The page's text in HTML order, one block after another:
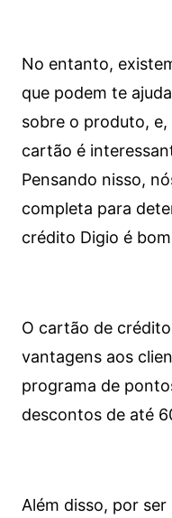
No entanto,
que podem te
sobre o produto,
cartão é
Pensando nisso,
completa para
crédito Digio é
O cartão de
vantagens aos
programa de
descontos de até
Além disso, por